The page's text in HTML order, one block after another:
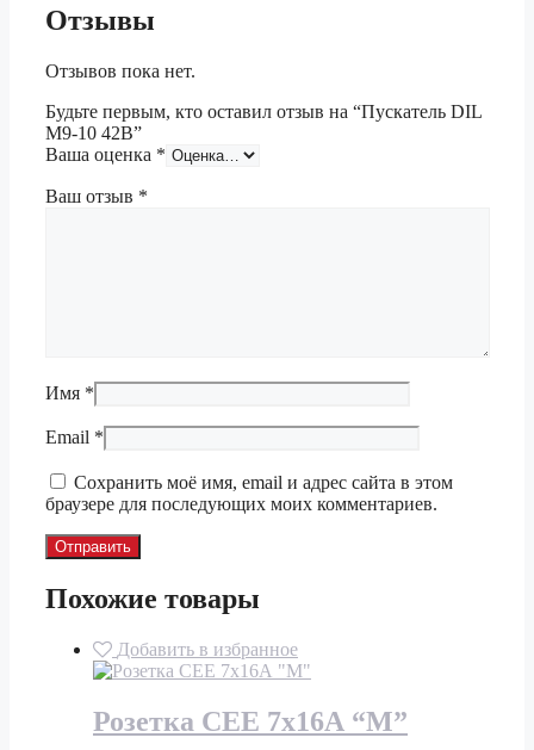
Отзывы
Отзывов пока нет.
Будьте первым, кто оставил отзыв на “Пускатель DIL
M9-10 42В”
Ваша оценка *
Ваш отзыв *
Имя *
Email *
Сохранить моё имя, email и адрес сайта в этом
браузере для последующих моих комментариев.
Похожие товары
Добавить в избранное
Розетка СЕЕ 7х16А “М”